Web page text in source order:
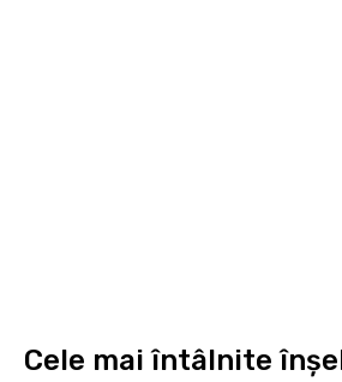
Cele mai întâlnite